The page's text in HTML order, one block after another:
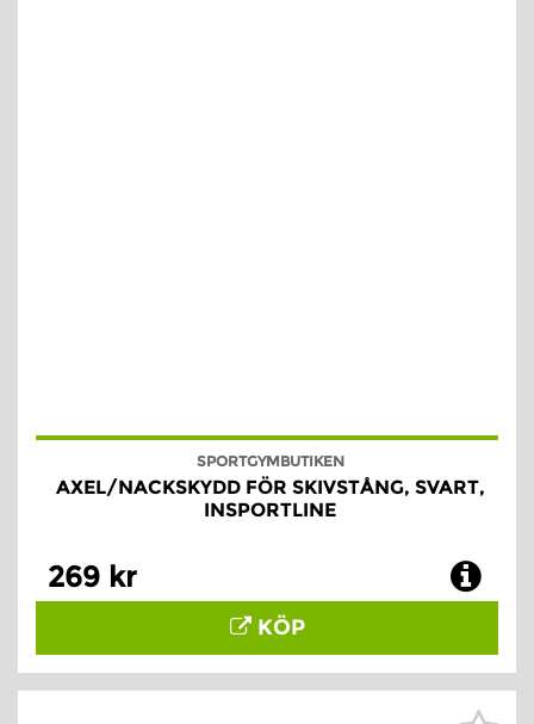
SPORTGYMBUTIKEN
AXEL/NACKSKYDD FÖR SKIVSTÅNG, SVART,
INSPORTLINE
269 kr
KÖP